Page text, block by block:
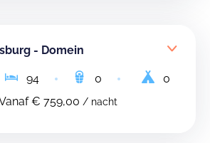
- Domein
94 0
0
€ 759,00 / nacht